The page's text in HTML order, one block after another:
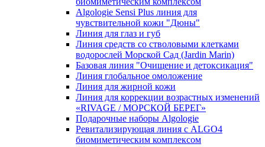
Algologie Sensi Plus линия для
чувcтвительной кожи "Дюны"
Линия для глаз и губ
Линия средств со стволовыми клетками
водорослей Морской Сад (Jardin Marin)
Базовая линия "Очищение и детоксикация"
Линия глобальное омоложение
Линия для жирной кожи
Линия для коррекции возрастных изменений
«RIVAGE / МОРСКОЙ БЕРЕГ»
Подарочные наборы Algologie
Ревитализирующая линия с ALGO4
биомиметическим комплексом